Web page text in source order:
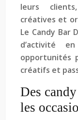
leurs
créatives et
Le Candy Bar
d’activité
opportunités
créatifs et
Des
les